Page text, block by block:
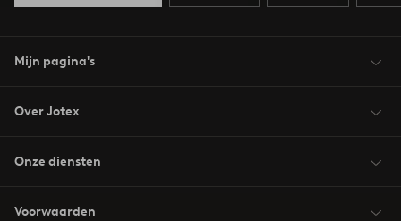
Mijn pagina's
Over Jotex
Onze diensten
Voorwaarden